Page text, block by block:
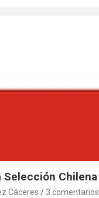
Selección Chilena
Cáceres 3 comentarios